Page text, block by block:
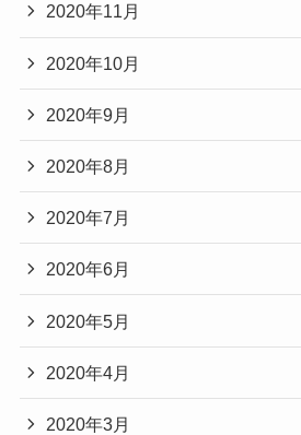
2020年11月
2020年10月
2020年9月
2020年8月
2020年7月
2020年6月
2020年5月
2020年4月
2020年3月